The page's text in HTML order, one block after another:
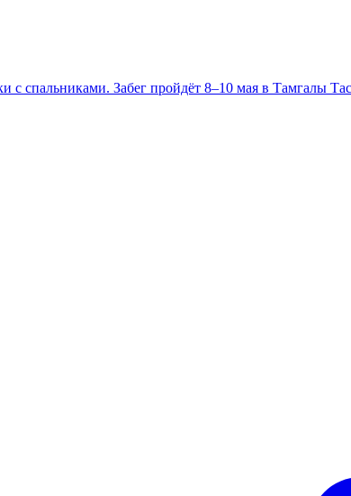
с спальниками. Забег пройдёт 8–10 мая в Тамгалы